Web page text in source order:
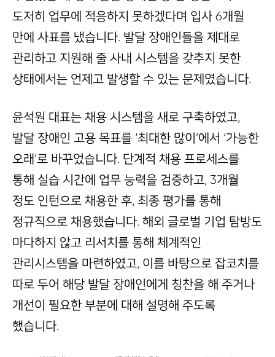
도저히 업무에 적응하지 못하겠다며 입사 6개월
만에 사표를 냈습니다. 발달 장애인들을 제대로
관리하고 지원해 줄 사내 시스템을 갖추지 못한
상태에서는 언제고 발생할 수 있는 문제였습니다.
윤석원 대표는 채용 시스템을 새로 구축하였고,
발달 장애인 고용 목표를 ‘최대한 많이’에서 ‘가능한
오래’로 바꾸었습니다. 단계적 채용 프로세스를
통해 실습 시간에 업무 능력을 검증하고, 3개월
정도 인턴으로 채용한 후, 최종 평가를 통해
정규직으로 채용했습니다. 해외 글로벌 기업 탐방도
마다하지 않고 리서치를 통해 체계적인
관리시스템을 마련하였고, 이를 바탕으로 잡코치를
따로 두어 해당 발달 장애인에게 칭찬을 해 주거나
개선이 필요한 부분에 대해 설명해 주도록
했습니다.